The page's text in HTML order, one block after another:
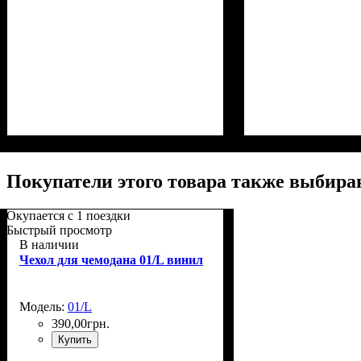
Покупатели этого товара также
Окупается с 1 поездки
Быстрый просмотр
В наличии
Чехол для чемодана 01/L винил
Модель: 01/L
390,00грн.
Купить